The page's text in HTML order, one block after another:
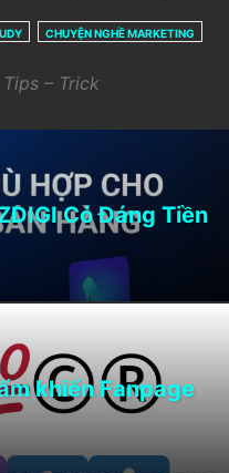
CHUYỆN NGHỀ MARKETING
– Trick
Có Đáng Tiền
khiến Fanpage